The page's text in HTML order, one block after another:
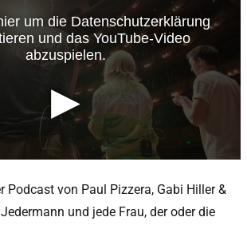
Podcast von Paul Pizzera, Gabi Hiller &
und jede Frau, der oder die